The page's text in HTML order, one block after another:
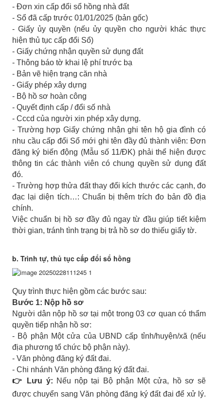
- Đơn xin cấp đổi sổ hồng nhà đất
- Sổ đã cấp trước 01/01/2025 (bản gốc)
- Giấy ủy quyền (nếu ủy quyền cho người khác thực
hiện thủ tục cấp đổi Sổ)
- Giấy chứng nhận quyền sử dụng đất
- Thông báo tờ khai lệ phí trước bạ
- Bản vẽ hiện trạng căn nhà
- Giấy phép xây dựng
- Bộ hồ sơ hoàn công
- Quyết định cấp / đổi số nhà
- Cccd của người xin phép xây dựng.
- Trường hợp Giấy chứng nhận ghi tên hộ gia đình có
nhu cầu cấp đổi Sổ mới ghi tên đầy đủ thành viên: Đơn
đăng ký biến động (Mẫu số 11/ĐK) phải thể hiện được
thông tin các thành viên có chung quyền sử dụng đất
đó.
- Trường hợp thửa đất thay đổi kích thước các cạnh, đo
đạc lại diện tích…: Chuẩn bị thêm trích đo bản đồ địa
chính.
Việc chuẩn bị hồ sơ đầy đủ ngay từ đầu giúp tiết kiệm
thời gian, tránh tình trạng bị trả hồ sơ do thiếu giấy tờ.
b. Trình tự, thủ tục cấp đổi sổ hồng
Quy trình thực hiện gồm các bước sau:
Bước 1: Nộp hồ sơ
Người dân nộp hồ sơ tại một trong 03 cơ quan có thẩm
quyền tiếp nhận hồ sơ:
- Bộ phận Một cửa của UBND cấp tỉnh/huyện/xã (nếu
địa phương tổ chức bộ phận này).
- Văn phòng đăng ký đất đai.
- Chi nhánh Văn phòng đăng ký đất đai.
👉 Lưu ý: Nếu nộp tại Bộ phận Một cửa, hồ sơ sẽ
được chuyển sang Văn phòng đăng ký đất đai để xử lý.